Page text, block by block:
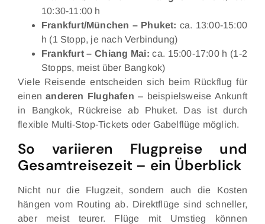
10:30-11:00 h
Frankfurt/München – Phuket: ca. 13:00-15:00
h (1 Stopp, je nach Verbindung)
Frankfurt – Chiang Mai: ca. 15:00-17:00 h (1-2
Stopps, meist über Bangkok)
Viele Reisende entscheiden sich beim Rückflug für
einenanderen Flughafen – beispielsweise Ankunft
in Bangkok, Rückreise ab Phuket. Das ist durch
flexible Multi-Stop-Tickets oder Gabelflüge möglich.
So variieren Flugpreise und
Gesamtreisezeit – ein Überblick
Nicht nur die Flugzeit, sondern auch die Kosten
hängen vom Routing ab. Direktflüge sind schneller,
aber meist teurer. Flüge mit Umstieg können